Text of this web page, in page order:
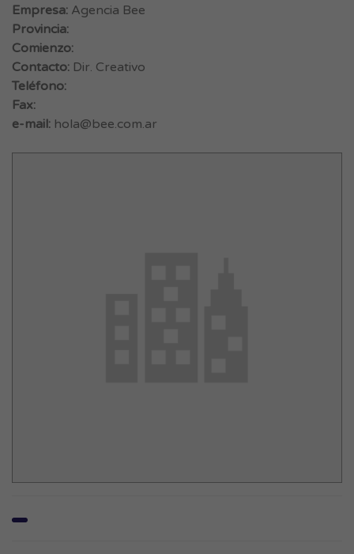
Empresa: Agencia Bee
Provincia:
Comienzo:
Contacto: Dir. Creativo
Teléfono:
Fax:
e-mail: hola@bee.com.ar